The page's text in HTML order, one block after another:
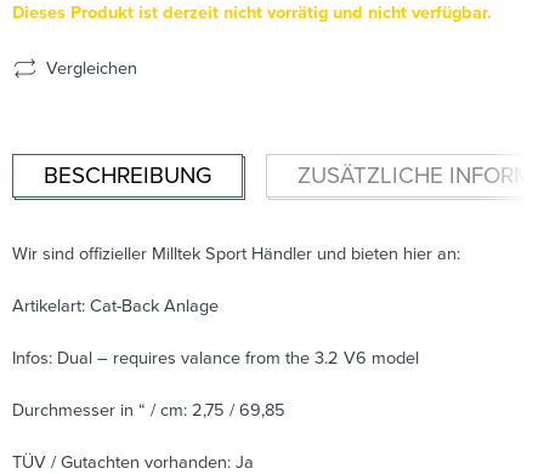
Dieses Produkt ist derzeit nicht vorrätig und nicht verfügbar.
Vergleichen
BESCHREIBUNG ZUSÄTZLICHE
Wir sind offizieller Milltek Sport Händler und bieten hier an:
Artikelart: Cat-Back Anlage
Infos: Dual – requires valance from the 3.2 V6 model
Durchmesser in “ / cm: 2,75 / 69,85
TÜV / Gutachten vorhanden: Ja